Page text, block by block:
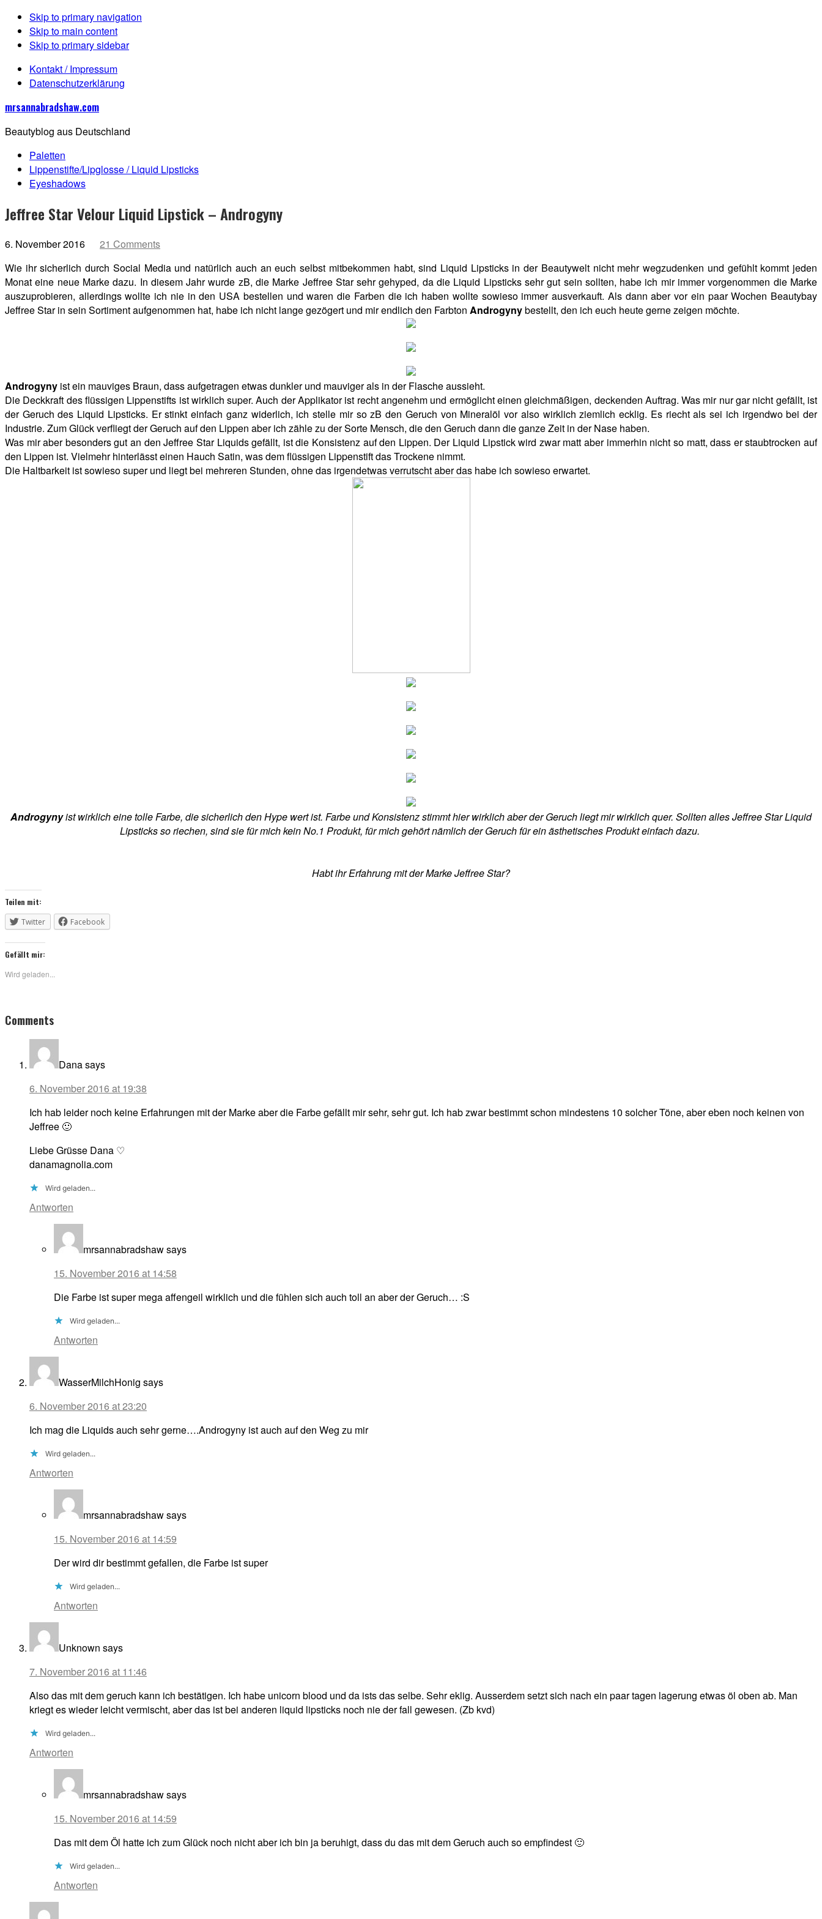
Skip to primary navigation
Skip to main content
Skip to primary sidebar
Kontakt / Impressum
Datenschutzerklärung
mrsannabradshaw.com
Beautyblog aus Deutschland
Paletten
Lippenstifte/Lipglosse / Liquid Lipsticks
Eyeshadows
Jeffree Star Velour Liquid Lipstick – Androgyny
6. November 2016
21 Comments
Wie ihr sicherlich durch Social Media und natürlich auch an euch selbst mitbekommen habt, sind Liquid Lipsticks in der Beautywelt nicht mehr wegzudenken und gefühlt kommt jeden
Monat eine neue Marke dazu. In diesem Jahr wurde zB, die Marke Jeffree Star sehr gehyped, da die Liquid Lipsticks sehr gut sein sollten, habe ich mir immer vorgenommen die Marke
auszuprobieren, allerdings wollte ich nie in den USA bestellen und waren die Farben die ich haben wollte sowieso immer ausverkauft. Als dann aber vor ein paar Wochen Beautybay
Jeffree Star in sein Sortiment aufgenommen hat, habe ich nicht lange gezögert und mir endlich den Farbton Androgynybestellt, den ich euch heute gerne zeigen möchte.
Androgyny ist ein mauviges Braun, dass aufgetragen etwas dunkler und mauviger als in der Flasche aussieht.
Die Deckkraft des flüssigen Lippenstifts ist wirklich super. Auch der Applikator ist recht angenehm und ermöglicht einen gleichmäßigen, deckenden Auftrag. Was mir nur gar nicht gefällt, ist
der Geruch des Liquid Lipsticks. Er stinkt einfach ganz widerlich, ich stelle mir so zB den Geruch von Mineralöl vor also wirklich ziemlich ecklig. Es riecht als sei ich irgendwo bei der
Industrie. Zum Glück verfliegt der Geruch auf den Lippen aber ich zähle zu der Sorte Mensch, die den Geruch dann die ganze Zeit in der Nase haben.
Was mir aber besonders gut an den Jeffree Star Liquids gefällt, ist die Konsistenz auf den Lippen. Der Liquid Lipstick wird zwar matt aber immerhin nicht so matt, dass er staubtrocken auf
den Lippen ist. Vielmehr hinterlässt einen Hauch Satin, was dem flüssigen Lippenstift das Trockene nimmt.
Die Haltbarkeit ist sowieso super und liegt bei mehreren Stunden, ohne das irgendetwas verrutscht aber das habe ich sowieso erwartet.
Androgynyist wirklich eine tolle Farbe, die sicherlich den Hype wert ist. Farbe und Konsistenz stimmt hier wirklich aber der Geruch liegt mir wirklich quer. Sollten alles Jeffree Star Liquid
Lipsticks so riechen, sind sie für mich kein No.1 Produkt, für mich gehört nämlich der Geruch für ein ästhetisches Produkt einfach dazu.
Habt ihr Erfahrung mit der Marke Jeffree Star?
Teilen mit:
Twitter
Facebook
Gefällt mir:
Wird geladen...
Reader
Interactions
Comments
Danasays
6. November 2016 at 19:38
Ich hab leider noch keine Erfahrungen mit der Marke aber die Farbe gefällt mir sehr, sehr gut. Ich hab zwar bestimmt schon mindestens 10 solcher Töne, aber eben noch keinen von
Jeffree 🙂
Liebe Grüsse Dana ♡
danamagnolia.com
Wird geladen...
Antworten
mrsannabradshawsays
15. November 2016 at 14:58
Die Farbe ist super mega affengeil wirklich und die fühlen sich auch toll an aber der Geruch… :S
Wird geladen...
Antworten
WasserMilchHonig says
6. November 2016 at 23:20
Ich mag die Liquids auch sehr gerne….Androgyny ist auch auf den Weg zu mir
Wird geladen...
Antworten
mrsannabradshawsays
15. November 2016 at 14:59
Der wird dir bestimmt gefallen, die Farbe ist super
Wird geladen...
Antworten
Unknown says
7. November 2016 at 11:46
Also das mit dem geruch kann ich bestätigen. Ich habe unicorn blood und da ists das selbe. Sehr eklig. Ausserdem setzt sich nach ein paar tagen lagerung etwas öl oben ab. Man
kriegt es wieder leicht vermischt, aber das ist bei anderen liquid lipsticks noch nie der fall gewesen. (Zb kvd)
Wird geladen...
Antworten
mrsannabradshawsays
15. November 2016 at 14:59
Das mit dem Öl hatte ich zum Glück noch nicht aber ich bin ja beruhigt, dass du das mit dem Geruch auch so empfindest 🙂
Wird geladen...
Antworten